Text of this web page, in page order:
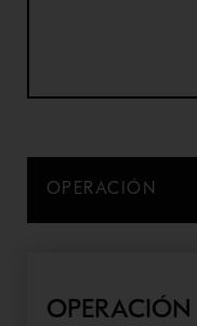
OPERACIÓN
OPERACIÓN